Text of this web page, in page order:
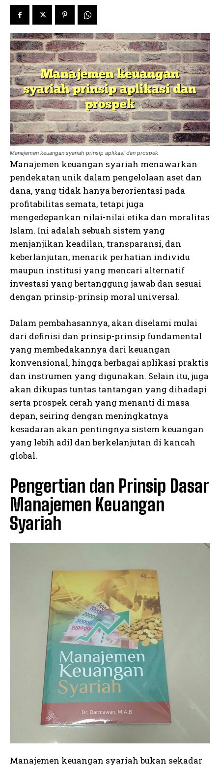
Manajemen keuangan syariah prinsip aplikasi dan prospek
Manajemen keuangan syariah menawarkan
pendekatan unik dalam pengelolaan aset dan
dana, yang tidak hanya berorientasi pada
profitabilitas semata, tetapi juga
mengedepankan nilai-nilai etika dan moralitas
Islam. Ini adalah sebuah sistem yang
menjanjikan keadilan, transparansi, dan
keberlanjutan, menarik perhatian individu
maupun institusi yang mencari alternatif
investasi yang bertanggung jawab dan sesuai
dengan prinsip-prinsip moral universal.
Dalam pembahasannya, akan diselami mulai
dari definisi dan prinsip-prinsip fundamental
yang membedakannya dari keuangan
konvensional, hingga berbagai aplikasi praktis
dan instrumen yang digunakan. Selain itu, juga
akan dikupas tuntas tantangan yang dihadapi
serta prospek cerah yang menanti di masa
depan, seiring dengan meningkatnya
kesadaran akan pentingnya sistem keuangan
yang lebih adil dan berkelanjutan di kancah
global.
Pengertian dan Prinsip Dasar
Manajemen Keuangan
Syariah
Manajemen keuangan syariah bukan sekadar